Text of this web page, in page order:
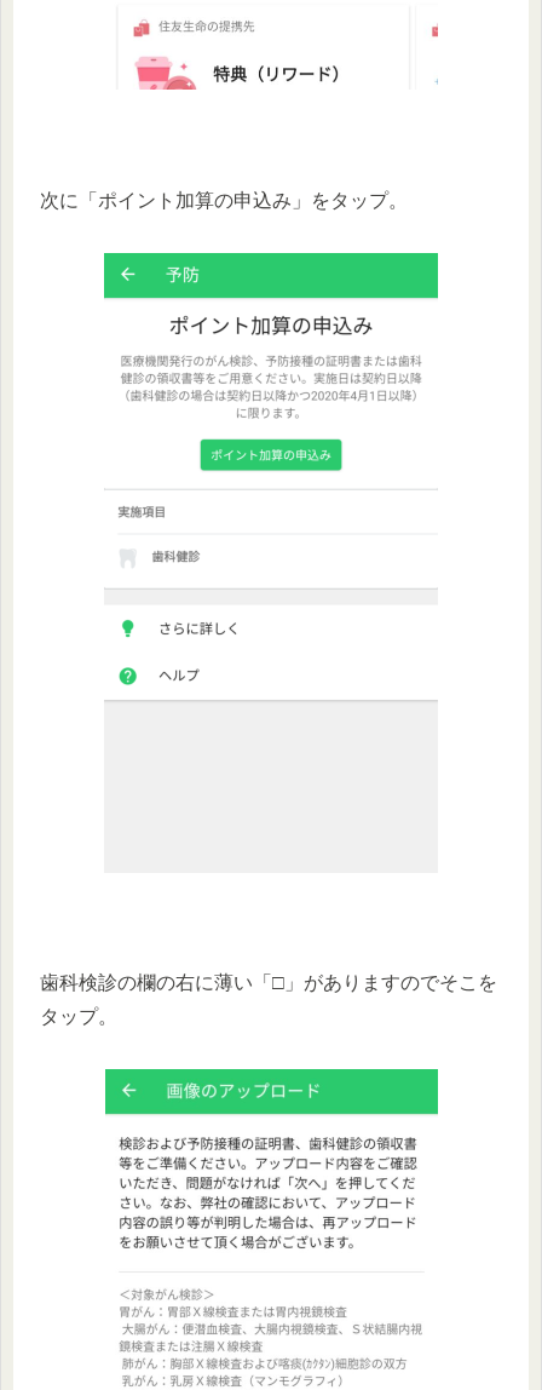
次に「ポイント加算の申込み」をタップ。
歯科検診の欄の右に薄い「□」がありますのでそこを
タップ。